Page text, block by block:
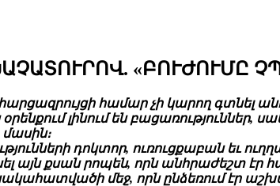
«ԲՈՒԺՈՒՄԸ
համար չի կարող գտնել
օրենքում լինում են
դոկտոր, ուռուցքաբան եւ
այն քսան րոպեն, որն անհրաժեշտ էր
մեջ, որն ընձեռում էր